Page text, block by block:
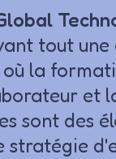
tout une
la
et
sont des
stratégie